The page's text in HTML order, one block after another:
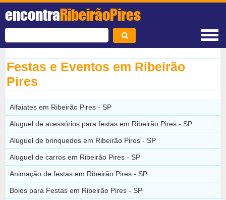
encontraRibeirãoPires
Festas e Eventos em Ribeirão
Pires
Alfaiates em Ribeirão Pires - SP
Aluguel de acessórios para festas em Ribeirão Pires - SP
Aluguel de brinquedos em Ribeirão Pires - SP
Aluguel de carros em Ribeirão Pires - SP
Animação de festas em Ribeirão Pires - SP
Bolos para Festas em Ribeirão Pires - SP